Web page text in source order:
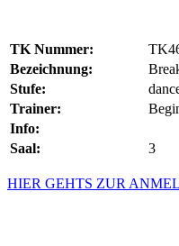
TK Nummer:
Bezeichnung:
Stufe:
Trainer:
Info:
Saal:
3
HIER GEHTS ZUR